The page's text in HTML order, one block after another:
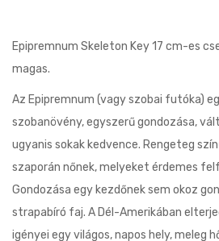
Epipremnum Skeleton Key 17 cm-es
magas.
Az Epipremnum (vagy szobai futóka)
szobanövény, egyszerű gondozása,
ugyanis sokak kedvence. Rengeteg
szaporán nőnek, melyeket érdemes
Gondozása egy kezdőnek sem okoz
strapabíró faj. A Dél-Amerikában
igényei egy világos, napos hely, meleg